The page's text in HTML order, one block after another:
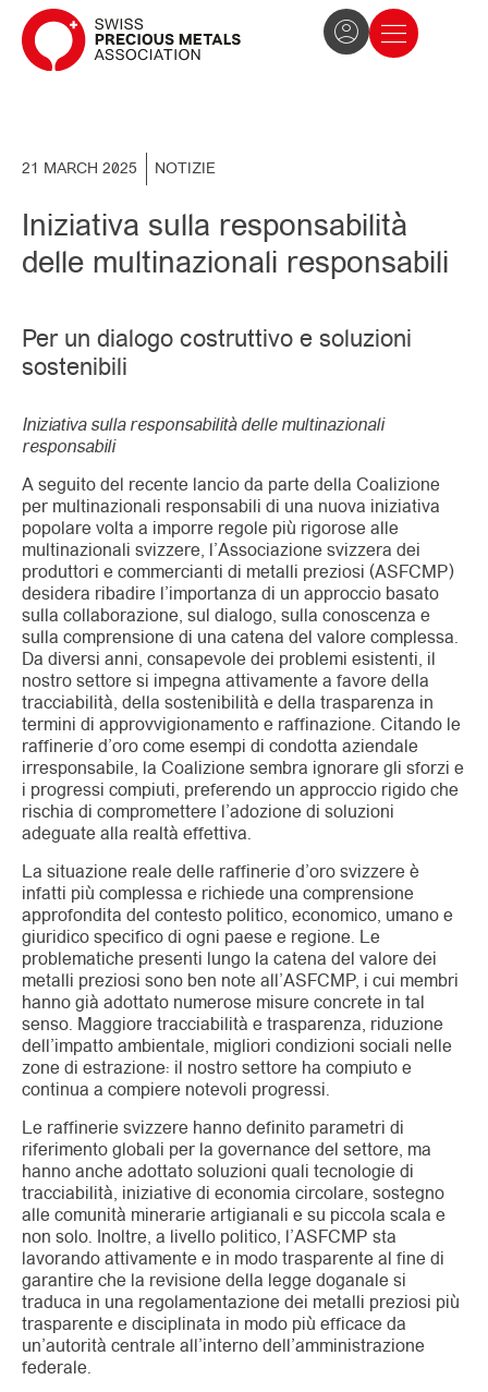
21 MARCH 2025 NOTIZIE
Iniziativa sulla responsabilità
delle multinazionali responsabili
Per un dialogo costruttivo e soluzioni
sostenibili
Iniziativa sulla responsabilità delle multinazionali
responsabili
A seguito del recente lancio da parte della Coalizione
per multinazionali responsabili di una nuova iniziativa
popolare volta a imporre regole più rigorose alle
multinazionali svizzere, l’Associazione svizzera dei
produttori e commercianti di metalli preziosi (ASFCMP)
desidera ribadire l’importanza di un approccio basato
sulla collaborazione, sul dialogo, sulla conoscenza e
sulla comprensione di una catena del valore complessa.
Da diversi anni, consapevole dei problemi esistenti, il
nostro settore si impegna attivamente a favore della
tracciabilità, della sostenibilità e della trasparenza in
termini di approvvigionamento e raffinazione. Citando le
raffinerie d’oro come esempi di condotta aziendale
irresponsabile, la Coalizione sembra ignorare gli sforzi e
i progressi compiuti, preferendo un approccio rigido che
rischia di compromettere l’adozione di soluzioni
adeguate alla realtà effettiva.
La situazione reale delle raffinerie d’oro svizzere è
infatti più complessa e richiede una comprensione
approfondita del contesto politico, economico, umano e
giuridico specifico di ogni paese e regione. Le
problematiche presenti lungo la catena del valore dei
metalli preziosi sono ben note all’ASFCMP, i cui membri
hanno già adottato numerose misure concrete in tal
senso. Maggiore tracciabilità e trasparenza, riduzione
dell’impatto ambientale, migliori condizioni sociali nelle
zone di estrazione: il nostro settore ha compiuto e
continua a compiere notevoli progressi.
Le raffinerie svizzere hanno definito parametri di
riferimento globali per la governance del settore, ma
hanno anche adottato soluzioni quali tecnologie di
tracciabilità, iniziative di economia circolare, sostegno
alle comunità minerarie artigianali e su piccola scala e
non solo. Inoltre, a livello politico, l’ASFCMP sta
lavorando attivamente e in modo trasparente al fine di
garantire che la revisione della legge doganale si
traduca in una regolamentazione dei metalli preziosi più
trasparente e disciplinata in modo più efficace da
un’autorità centrale all’interno dell’amministrazione
federale.